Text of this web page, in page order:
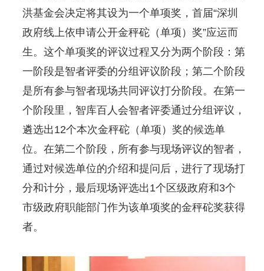
洪基金会决定将其设为一个单项奖，首届“深圳
政府线上依申请公开金秤砣（单项）奖”应运而
生。这个单项奖的评议过程又分为两个阶段：第
一阶段是智者评委的分组评议阶段；第二个阶段
是所有参与智者现场共同评议打分阶段。在第一
个阶段里，智库百人会智者评委通过分组评议，
遴选出12个本次金秤砣（单项）奖的候选单
位。在第二个阶段，所有参与现场评议的智者，
通过对候选单位的介绍和提问后，进行了现场打
分和计分，最后现场评选出1个区级政府和3个
市级政府职能部门作为该单项奖的金秤砣奖获得
者。